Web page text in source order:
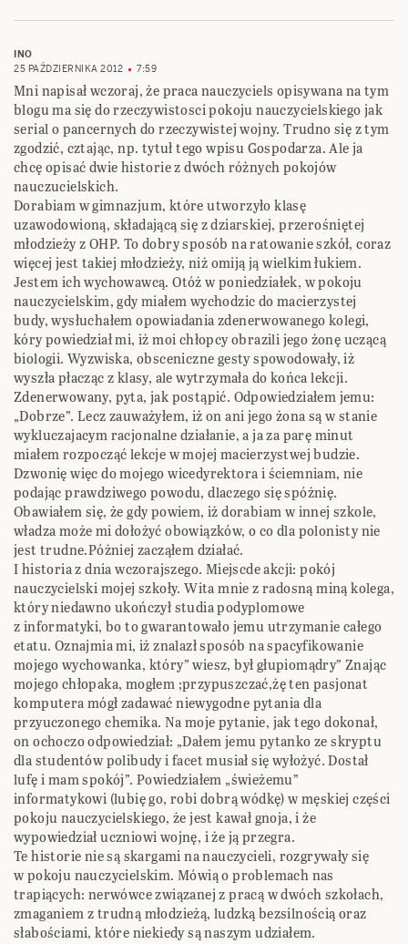
INO
25 PAŹDZIERNIKA 2012
7:59
Mni napisał wczoraj, że praca nauczyciels opisywana na tym
blogu ma się do rzeczywistosci pokoju nauczycielskiego jak
serial o pancernych do rzeczywistej wojny. Trudno się z tym
zgodzić, cztając, np. tytuł tego wpisu Gospodarza. Ale ja
chcę opisać dwie historie z dwóch różnych pokojów
nauczucielskich.
Dorabiam w gimnazjum, które utworzyło klasę
uzawodowioną, składającą się z dziarskiej, przerośniętej
młodzieży z OHP. To dobry sposób na ratowanie szkół, coraz
więcej jest takiej młodzieży, niż omiją ją wielkim łukiem.
Jestem ich wychowawcą. Otóż w poniedziałek, w pokoju
nauczycielskim, gdy miałem wychodzic do macierzystej
budy, wysłuchałem opowiadania zdenerwowanego kolegi,
kóry powiedział mi, iż moi chłopcy obrazili jego żonę uczącą
biologii. Wyzwiska, obsceniczne gesty spowodowały, iż
wyszła płacząc z klasy, ale wytrzymała do końca lekcji.
Zdenerwowany, pyta, jak postąpić. Odpowiedziałem jemu:
„Dobrze”. Lecz zauważyłem, iż on ani jego żona są w stanie
wykluczajacym racjonalne działanie, a ja za parę minut
miałem rozpocząć lekcje w mojej macierzystwej budzie.
Dzwonię więc do mojego wicedyrektora i ściemniam, nie
podając prawdziwego powodu, dlaczego się spóżnię.
Obawiałem się, że gdy powiem, iż dorabiam w innej szkole,
władza może mi dołożyć obowiązków, o co dla polonisty nie
jest trudne.Póżniej zacząłem działać.
I historia z dnia wczorajszego. Miejscde akcji: pokój
nauczycielski mojej szkoły. Wita mnie z radosną miną kolega,
który niedawno ukończył studia podyplomowe
z informatyki, bo to gwarantowało jemu utrzymanie całego
etatu. Oznajmia mi, iż znalazł sposób na spacyfikowanie
mojego wychowanka, który” wiesz, był głupiomądry” Znając
mojego chłopaka, mogłem ;przypuszczać,żę ten pasjonat
komputera mógł zadawać niewygodne pytania dla
przyuczonego chemika. Na moje pytanie, jak tego dokonał,
on ochoczo odpowiedział: „Dałem jemu pytanko ze skryptu
dla studentów polibudy i facet musiał się wyłożyć. Dostał
lufę i mam spokój”. Powiedziałem „świeżemu”
informatykowi (lubię go, robi dobrą wódkę) w męskiej części
pokoju nauczycielskiego, że jest kawał gnoja, i że
wypowiedział uczniowi wojnę, i że ją przegra.
Te historie nie są skargami na nauczycieli, rozgrywały się
w pokoju nauczycielskim. Mówią o problemach nas
trapiących: nerwówce związanej z pracą w dwóch szkołach,
zmaganiem z trudną młodzieżą, ludzką bezsilnością oraz
słabościami, które niekiedy są naszym udziałem.